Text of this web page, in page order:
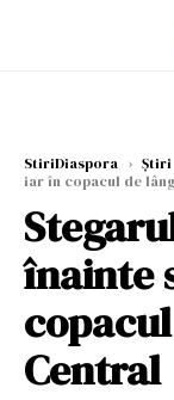
StiriDiaspora › Știri
iar în copacul de
înainte
Central